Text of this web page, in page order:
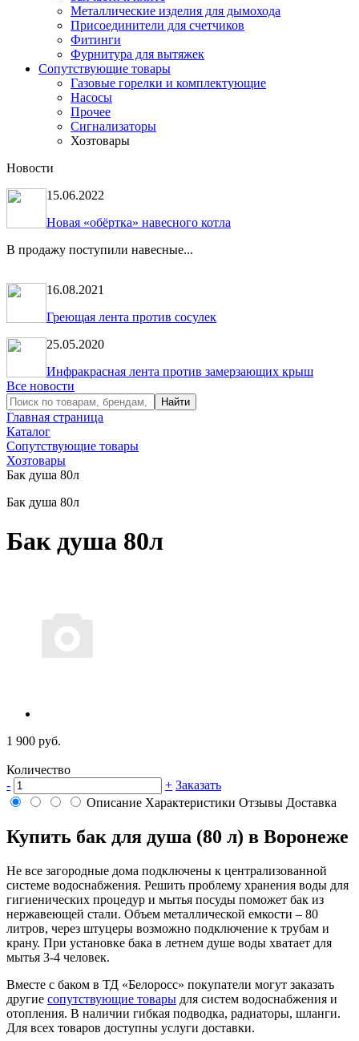
Металлические изделия для дымохода
Присоединители для счетчиков
Фитинги
Фурнитура для вытяжек
Сопутствующие товары
Газовые горелки и комплектующие
Насосы
Прочее
Сигнализаторы
Хозтовары
Новости
15.06.2022
Новая «обёртка» навесного котла
В продажу поступили навесные...
16.08.2021
Греющая лента против сосулек
25.05.2020
Инфракрасная лента против замерзающих крыш
Все новости
Главная страница
Каталог
Сопутствующие товары
Хозтовары
Бак душа 80л
Бак душа 80л
Бак душа 80л
1 900 руб.
Количество
-
+ Заказать
Описание Характеристики Отзывы Доставка
Купить бак для душа (80 л) в Воронеже
Не все загородные дома подключены к централизованной
системе водоснабжения. Решить проблему хранения воды для
гигиенических процедур и мытья посуды поможет бак из
нержавеющей стали. Объем металлической емкости – 80
литров, через штуцеры возможно подключение к трубам и
крану. При установке бака в летнем душе воды хватает для
мытья 3-4 человек.
Вместе с баком в ТД «Белоросс» покупатели могут заказать
другие сопутствующие товары для систем водоснабжения и
отопления. В наличии гибкая подводка, радиаторы, шланги.
Для всех товаров доступны услуги доставки.